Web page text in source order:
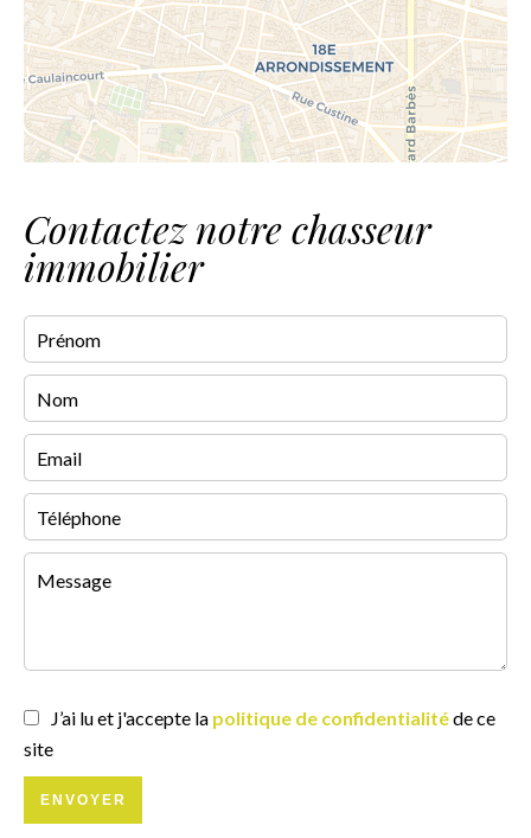
Contactez notre chasseur
immobilier
J’ai lu et j'accepte la politique de confidentialitéde ce
site
ENVOYER